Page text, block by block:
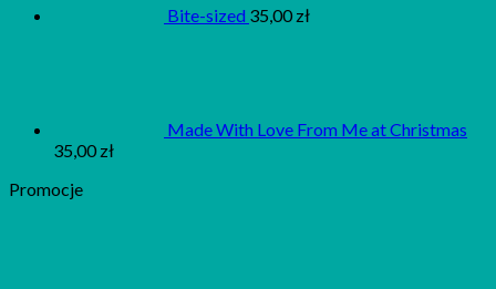
Bite-sized 35,00 zł
Made With Love From Me at Christmas
35,00 zł
Promocje